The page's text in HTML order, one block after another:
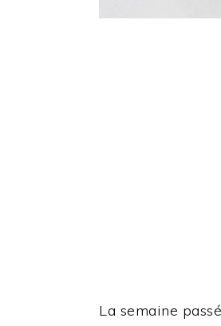
La semaine